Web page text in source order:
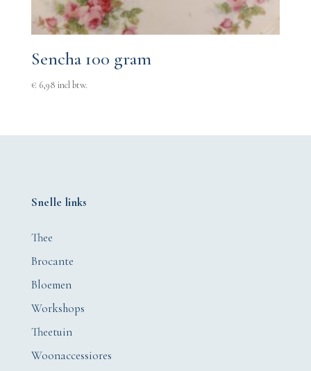
Sencha 100 gram
€6,98 incl btw.
Snelle links
Thee
Brocante
Bloemen
Workshops
Theetuin
Woonaccessiores